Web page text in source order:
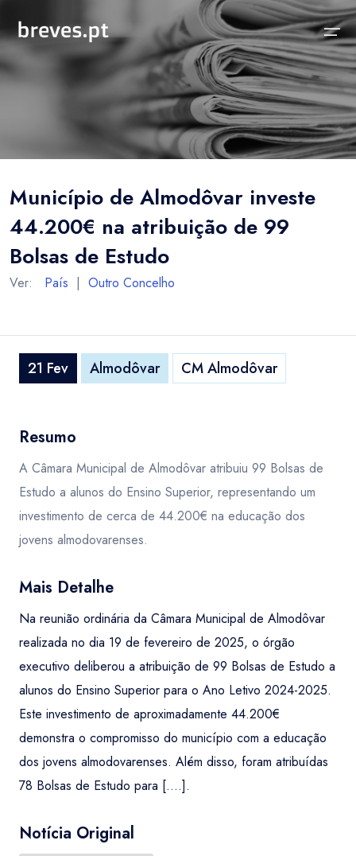
Notícias
Concelhos Vizinhos
Distrito
País
Sobre
Funcionalidades
As nossas Fontes
Perguntas Frequentes
Município de Almodôvar investe
44.200€ na atribuição de 99
Bolsas de Estudo
Ver: País | Outro Concelho
21 Fev Almodôvar CM Almodôvar
Resumo
A Câmara Municipal de Almodôvar atribuiu 99 Bolsas de
Estudo a alunos do Ensino Superior, representando um
investimento de cerca de 44.200€ na educação dos
jovens almodovarenses.
Mais Detalhe
Na reunião ordinária da Câmara Municipal de Almodôvar
realizada no dia 19 de fevereiro de 2025, o órgão
executivo deliberou a atribuição de 99 Bolsas de Estudo a
alunos do Ensino Superior para o Ano Letivo 2024-2025.
Este investimento de aproximadamente 44.200€
demonstra o compromisso do município com a educação
dos jovens almodovarenses. Além disso, foram atribuídas
78 Bolsas de Estudo para [....].
Notícia Original